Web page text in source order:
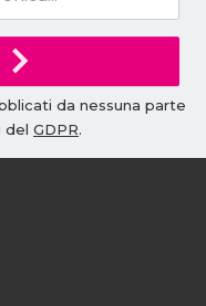
da nessuna parte
del GDPR.